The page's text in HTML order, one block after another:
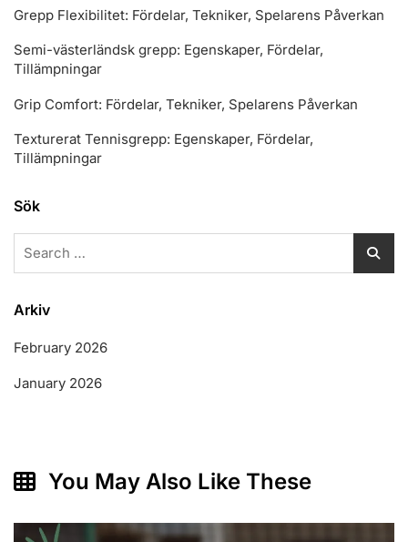
Grepp Flexibilitet: Fördelar, Tekniker, Spelarens Påverkan
Semi-västerländsk grepp: Egenskaper, Fördelar,
Tillämpningar
Grip Comfort: Fördelar, Tekniker, Spelarens Påverkan
Texturerat Tennisgrepp: Egenskaper, Fördelar,
Tillämpningar
Sök
Arkiv
February 2026
January 2026
You May Also Like These